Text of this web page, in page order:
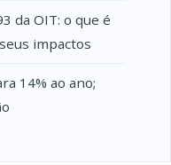
da OIT: o que é
impactos
14% ao ano;